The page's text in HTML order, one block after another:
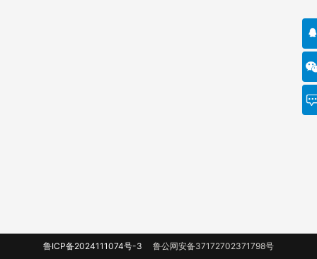
鲁ICP备2024111074号-3 鲁公网安备37172702371798号